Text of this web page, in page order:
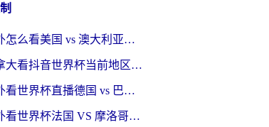
在国外怎么看美国 vs 澳大利亚世界杯直播？海外党必藏的中文解说观赛指南
在加拿大看抖音世界杯当前地区不可播放？海外党体育观赛终极指南
在海外看世界杯直播德国 vs 巴拉圭当前IP受限制？这篇指南帮你轻松解决地区限制
在国外看世界杯法国 VS 摩洛哥仅限中国大陆？别让地域限制拦下你的欢呼